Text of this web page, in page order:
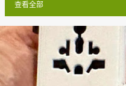
查看全部
博
文